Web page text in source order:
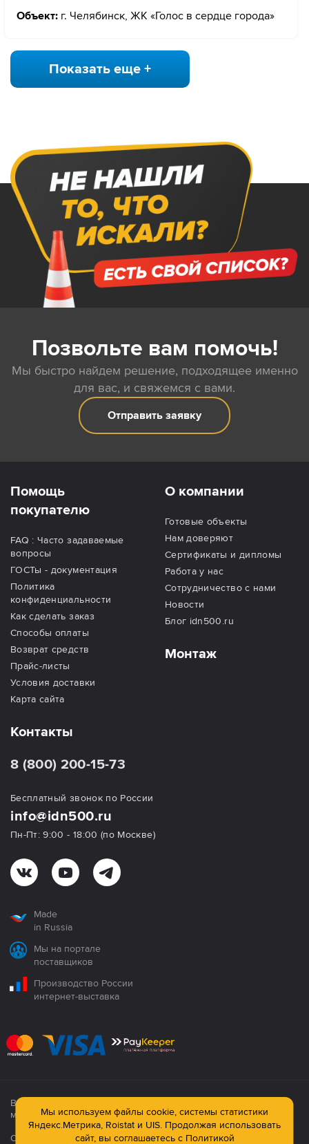
Объект: г. Челябинск, ЖК «Голос в сердце города»
Показать еще +
Позвольте вам помочь!
Мы быстро найдем решение, подходящее именно
для вас, и свяжемся с вами.
Отправить заявку
Помощь
покупателю
FAQ : Часто задаваемые
вопросы
ГОСТы - документация
Политика
конфиденциальности
Как сделать заказ
Способы оплаты
Возврат средств
Прайс-листы
Условия доставки
Карта сайта
О компании
Готовые объекты
Нам доверяют
Сертификаты и дипломы
Работа у нас
Сотрудничество с нами
Новости
Блог idn500.ru
Монтаж
Контакты
8 (800) 200-15-73
Бесплатный звонок по России
info@idn500.ru
Пн-Пт: 9:00 - 18:00 (по Москве)
Made
in Russia
Мы на портале
поставщиков
Производство России
интернет-выставка
Все продукция сертифицирована. Использование
материалов сайта строго запрещено!
Официальный сайт компании: © ООО ПК «Технология»,
Мы используем файлы cookie, системы статистики
Яндекс.Метрика, Roistat и UIS. Продолжая использовать
сайт, вы соглашаетесь с Политикой